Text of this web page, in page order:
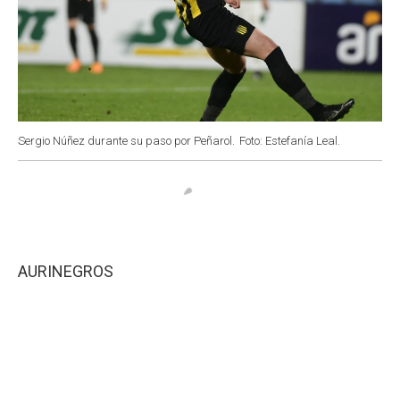
Sergio Núñez durante su paso por Peñarol. Foto: Estefanía Leal.
AURINEGROS